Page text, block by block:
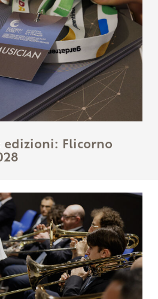
edizioni: Flicorno